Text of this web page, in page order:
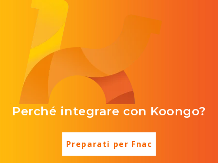
Perché integrare con Koongo?
Preparati per Fnac